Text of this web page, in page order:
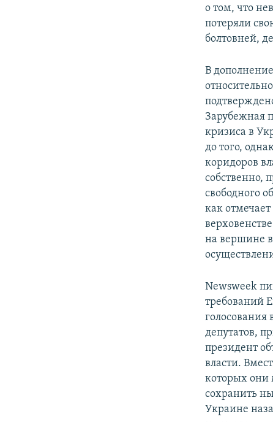
о том, что
потеряли
болтовней,
В
Зарубежная
кризиса в
до того,
коридоров
собственно,
свободного
как
на вершине
Newsweek
требований
депутатов,
президент
власти.
которых они
сохранить
Украине